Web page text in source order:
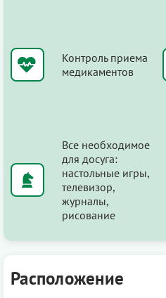
Контроль приема
медикаментов
Все необходимое
для досуга:
настольные игры,
телевизор,
журналы,
рисование
Расположение